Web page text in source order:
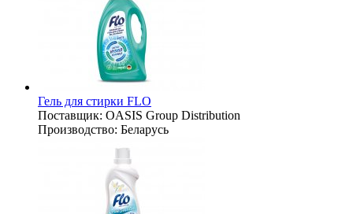
Гель для стирки FLO
Поставщик: OASIS Group Distribution
Производство: Беларусь